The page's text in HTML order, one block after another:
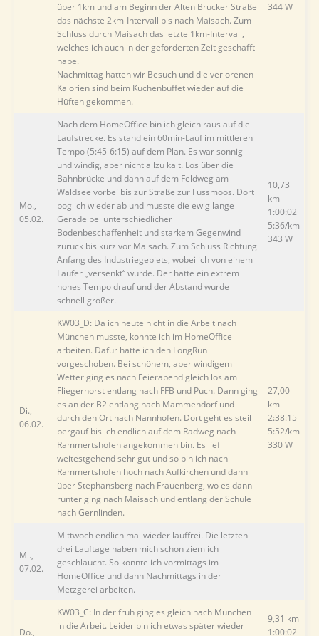
über 1km und am Beginn der Alten Brucker Straße
das nächste 2km-Intervall bis nach Maisach. Zum
Schluss durch Maisach das letzte 1km-Intervall,
welches ich auch in der geforderten Zeit geschafft
habe.
Nachmittag hatten wir Besuch und die verlorenen
Kalorien sind beim Kuchenbuffet wieder auf die
Hüften gekommen.
344 W
Mo.,
05.02.
Nach dem HomeOffice bin ich gleich raus auf die
Laufstrecke. Es stand ein 60min-Lauf im mittleren
Tempo (5:45-6:15) auf dem Plan. Es war sonnig
und windig, aber nicht allzu kalt. Los über die
Bahnbrücke und dann auf dem Feldweg am
Waldsee vorbei bis zur Straße zur Fussmoos. Dort
bog ich wieder ab und musste die ewig lange
Gerade bei unterschiedlicher
Bodenbeschaffenheit und starkem Gegenwind
zurück bis kurz vor Maisach. Zum Schluss Richtung
Anfang des Industriegebiets, wobei ich von einem
Läufer „versenkt“ wurde. Der hatte ein extrem
hohes Tempo drauf und der Abstand wurde
schnell größer.
10,73
km
1:00:02
5:36/km
343 W
Di.,
06.02.
KW03_D: Da ich heute nicht in die Arbeit nach
München musste, konnte ich im HomeOffice
arbeiten. Dafür hatte ich den LongRun
vorgeschoben. Bei schönem, aber windigem
Wetter ging es nach Feierabend gleich los am
Fliegerhorst entlang nach FFB und Puch. Dann ging
es an der B2 entlang nach Mammendorf und
durch den Ort nach Nannhofen. Dort geht es steil
bergauf bis ich endlich auf dem Radweg nach
Rammertshofen angekommen bin. Es lief
weitestgehend sehr gut und so bin ich nach
Rammertshofen hoch nach Aufkirchen und dann
über Stephansberg nach Frauenberg, wo es dann
runter ging nach Maisach und entlang der Schule
nach Gernlinden.
27,00
km
2:38:15
5:52/km
330 W
Mi.,
07.02.
Mittwoch endlich mal wieder lauffrei. Die letzten
drei Lauftage haben mich schon ziemlich
geschlaucht. So konnte ich vormittags im
HomeOffice und dann Nachmittags in der
Metzgerei arbeiten.
Do.,
KW03_C: In der früh ging es gleich nach München
in die Arbeit. Leider bin ich etwas später wieder
9,31 km
1:00:02